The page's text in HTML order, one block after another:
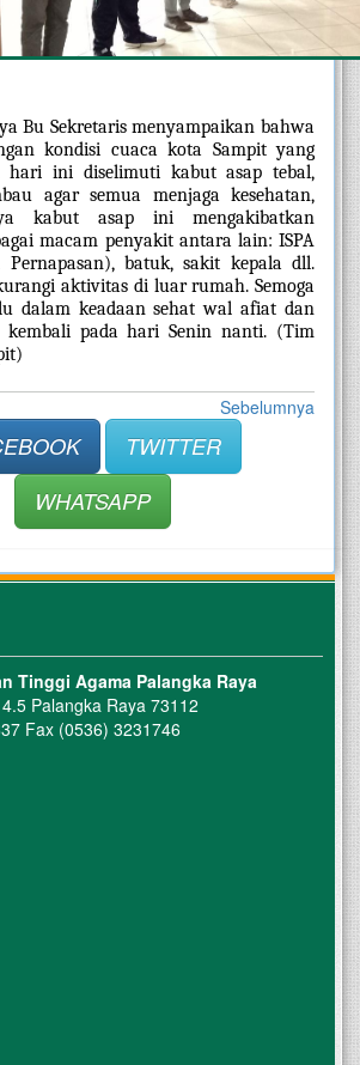
Bu Sekretaris menyampaikan bahwa
kondisi cuaca kota Sampit yang
hari ini diselimuti kabut asap tebal,
agar semua menjaga kesehatan,
kabut asap ini mengakibatkan
macam penyakit antara lain: ISPA
Pernapasan), batuk, sakit kepala dll.
aktivitas di luar rumah. Semoga
dalam keadaan sehat wal afiat dan
kembali pada hari Senin nanti. (Tim
Sebelumnya
TWITTER
WHATSAPP
Tinggi Agama Palangka Raya
Palangka Raya 73112
Fax (0536) 3231746